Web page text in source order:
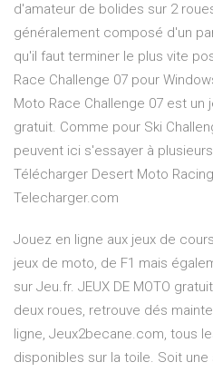
d'amateur de bolides sur 2
généralement composé d'un
qu'il faut terminer le plus vite
Race Challenge 07 pour
Moto Race Challenge 07 est
gratuit. Comme pour Ski
peuvent ici s'essayer à
Télécharger Desert Moto
Telecharger.com
Jouez en ligne aux jeux de
jeux de moto, de F1 mais
sur Jeu.fr. JEUX DE MOTO
deux roues, retrouve dés
ligne, Jeux2becane.com, tous
disponibles sur la toile. Soit